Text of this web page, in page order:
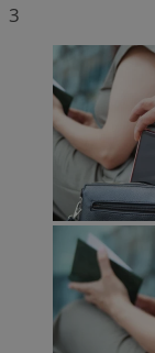
3